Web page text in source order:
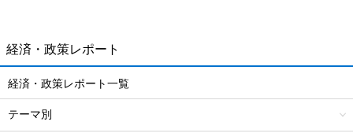
経済・政策レポート
経済・政策レポート一覧
テーマ別